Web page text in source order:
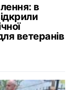
в
ветеранів